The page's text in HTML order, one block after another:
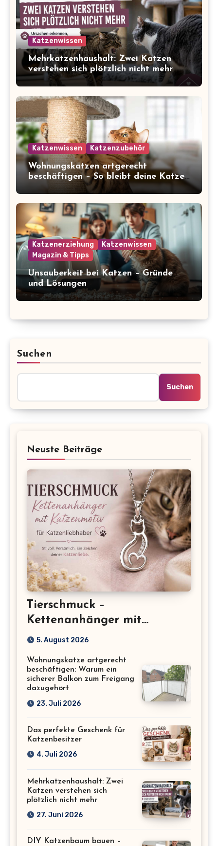
Katzenwissen
Mehrkatzenhaushalt: Zwei Katzen
verstehen sich plötzlich nicht mehr
Katzenwissen Katzenzubehör
Wohnungskatzen artgerecht
beschäftigen – So bleibt deine Katze
glücklich und gesund
Katzenerziehung
Katzenwissen
Magazin & Tipps
Unsauberkeit bei Katzen – Gründe
und Lösungen
Suchen
Suchen
Neuste Beiträge
Tierschmuck –
Kettenanhänger mit
Katzenmotiv für
5. August 2026
Wohnungskatze artgerecht
beschäftigen: Warum ein
sicherer Balkon zum Freigang
dazugehört
23. Juli 2026
Das perfekte Geschenk für
Katzenbesitzer
4. Juli 2026
Mehrkatzenhaushalt: Zwei
Katzen verstehen sich
plötzlich nicht mehr
27. Juni 2026
DIY Katzenbaum bauen –